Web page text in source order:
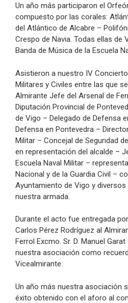
Un año más participaron el
compuesto por las corales:
del Atlántico de Alcabre –
Crespo de Navia. Todas ellas de
Banda de Música de la Escuela
Asistieron a nuestro IV
Militares y Civiles entre las que
Almirante Jefe del Arsenal de
Diputación Provincial de
de Vigo – Delegado de Defensa
Defensa en Pontevedra –
Militar – Concejal de Seguridad
en representación del alcalde –
Escuela Naval Militar –
Nacional y de la Guardia Civil –
Ayuntamiento de Vigo y
nuestra armada.
Durante el acto fue entregada
Carlos Pérez Rodríguez al
Ferrol Excmo. Sr. D. Manuel
nuestra asociación como
Vicealmirante.
Un año más nuestra asociación
éxito obtenido con el aforo al